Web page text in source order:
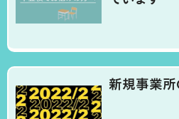
新規事業所